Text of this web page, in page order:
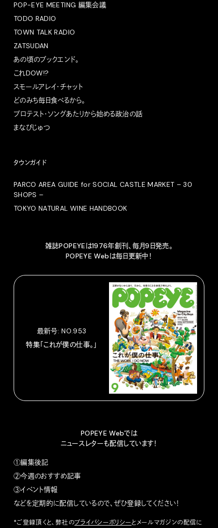
POP-EYE MEETING 編集会議
TODO RADIO
TOWN TALK RADIO
ZATSUDAN
あの頃のブックエンド。
これDOW!?
スモールアレイ・チャット
どのみち毎日食べるから。
プロテスト・ソングあたりから始める政治の話
まなびじゅつ
タウンガイド
PARCO AREA GUIDE for SOCIAL CASTLE MARKET – 30
SHOPS –
TOKYO NATURAL WINE HANDBOOK
雑誌POPEYEは1976年創刊、毎月9日発売。
POPEYE Webは毎日更新中！
最新号: NO.953
特集「これが僕の仕事。」
POPEYE Webでは
ニュースレターも配信しています！
①編集後記
②今週のおすすめ記事
③イベント情報
などを定期的に配信しているので、ぜひ登録してください！
*ご登録頂くと、弊社のプライバシーポリシーとメールマガジンの配信に